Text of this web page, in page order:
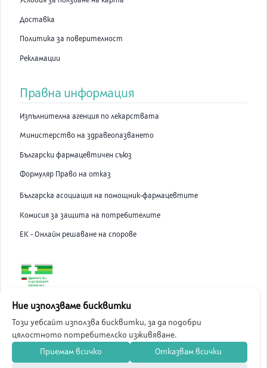
Доставка
Политика за поверителност
Рекламации
Правна информация
Изпълнителна агенция по лекарствата
Министерство на здравеопазването
Български фармацевтичен съюз
Формуляр Право на отказ
Българска асоциация на помощник-фармацевтите
Комисия за защита на потребителите
ЕК - Онлайн решаване на спорове
ABC Pharmacy онлайн аптека е лицензирана от Изпълнителна
Агенция по Лекарствата.
© 2026 ABC Pharmacy
Ние използваме бисквитки
Този уебсайт използва бисквитки, за да подобри
цялостното потребителско изживяване.
Приемам всичко
Отказвам всички